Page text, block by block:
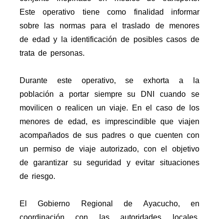
Este operativo tiene como finalidad informar
sobre las normas para el traslado de menores
de edad y la identificación de posibles casos de
trata de personas.
Durante este operativo, se exhorta a la
población a portar siempre su DNI cuando se
movilicen o realicen un viaje. En el caso de los
menores de edad, es imprescindible que viajen
acompañados de sus padres o que cuenten con
un permiso de viaje autorizado, con el objetivo
de garantizar su seguridad y evitar situaciones
de riesgo.
El Gobierno Regional de Ayacucho, en
coordinación con las autoridades locales,